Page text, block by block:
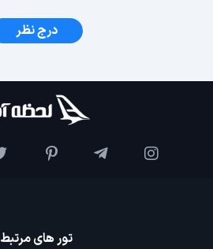
درج نظر
تور های مرتبط